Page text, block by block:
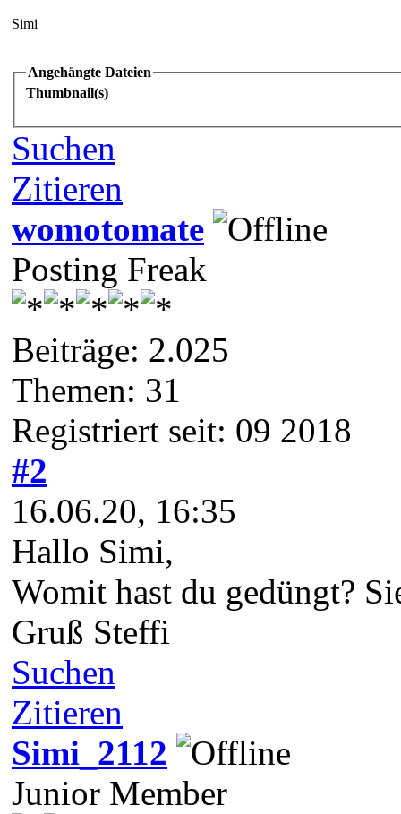
Simi
Angehängte Dateien
Thumbnail(s)
Suchen
Zitieren
womotomate
Posting Freak
Beiträge: 2.025
Themen: 31
Registriert seit: 09 2018
#2
16.06.20, 16:35
Hallo Simi,
Womit hast du gedüngt?
Gruß Steffi
Suchen
Zitieren
Simi_2112
Junior Member